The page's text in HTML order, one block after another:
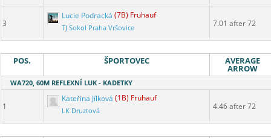
3
Lucie Podracká (7B) Fruhauf
TJ Sokol Praha Vršovice 7.01 after 72
POS. ŠPORTOVEC AVERAGE
ARROW
WA720, 60M REFLEXNÍ LUK - KADETKY
1
Kateřina Jílková (1B) Fruhauf
LK Druztová 4.46 after 72